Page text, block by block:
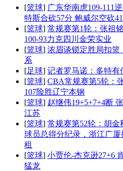
[篮球] 广东华南虎109-111
特斯合砍57分 鲍威尔空砍
[篮球] 常规赛第1轮：张祖
100-93力克四川金荣实业
[篮球] 浓眉谈锁定胜局扣篮
系
[足球] 记者罗马诺：多特有
[篮球] CBA常规赛第5轮：
107险胜辽宁本钢
[篮球] 赵继伟19+5+7+4断
江苏
[篮球] 常规赛第52轮：胡
球员总得分纪录，浙江广
租
[篮球] 小贾伦-杰克逊27+6
猛龙